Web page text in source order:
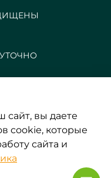
сайт, вы даете
cookie, которые
сайта и